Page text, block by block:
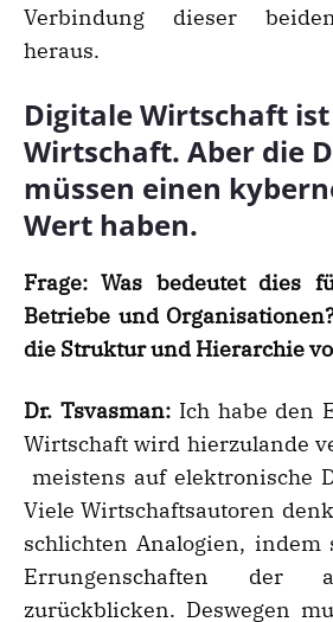
Verbindung dieser
heraus.
Digitale Wirtschaft
Wirtschaft. Aber die
müssen einen
Wert haben.
Frage:Was bedeutet dies f
Betriebe und
die Struktur und Hierarchie
Dr. Tsvasman: Ich habe den
Wirtschaft wird hierzulande
meistens auf elektronische
Viele Wirtschaftsautoren
schlichten Analogien,
Errungenschaften der
zurückblicken. Deswegen